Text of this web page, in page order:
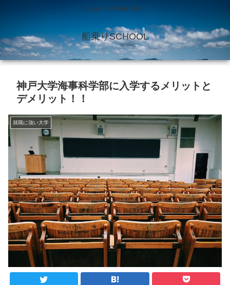
Enjoy SEAMAN LIFE!!
船乗りSCHOOL
神戸大学海事科学部に入学するメリットと
デメリット！！
就職に強い大学